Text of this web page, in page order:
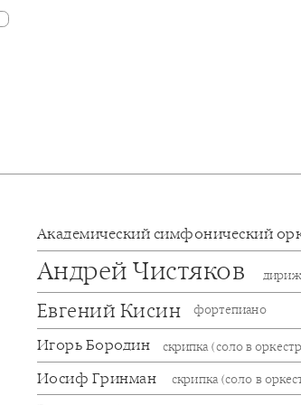
Академический симфонический
Андрей Чистяков
Евгений Кисин фортепиано
Игорь Бородин скрипка (соло в
Иосиф Гринман скрипка (соло в